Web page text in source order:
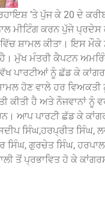
’ਤੇ ਪੁੱਜ ਕੇ 20 ਦੇ
ਮੀਟਿੰਗ ਕਰਨ ਪੁੱਜੇ
ਸ਼ਾਮਲ ਕੀਤਾ। ਇਸ ਮੌਕੇ
ਮੁੱਖ ਮੰਤਰੀ ਕੈਪਟਨ
ਪਾਰਟੀਆਂ ਨੂੰ ਛੱਡ ਕੇ
ਹੋਣ ਵਾਲੇ ਹਰ ਵਿਅਕਤੀ
ਕੀਤੀ ਹੈ ਅਤੇ ਨੌਜਵਾਨਾਂ ਨੂੰ
ਆਪ ਪਾਰਟੀ ਛੱਡ ਕੇ
ਸਿੰਘ,ਹਰਪ੍ਰੀਤ ਸਿੰਘ,
ਸਿੰਘ, ਗੁਰਚੇਤ ਸਿੰਘ,
ਤੋਂ ਪ੍ਰਭਾਵਿਤ ਹੋ ਕੇ